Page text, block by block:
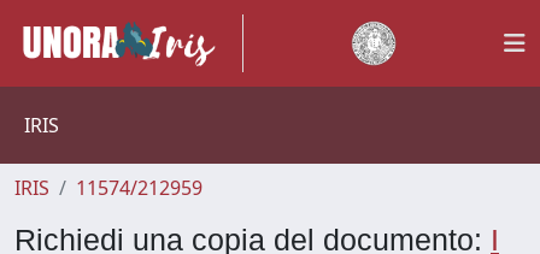
IRIS
IRIS 11574/212959
Richiedi una copia del documento: I